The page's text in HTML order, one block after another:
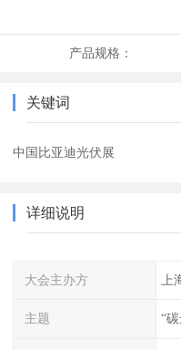
产品规格：
关键词
中国比亚迪光伏展
详细说明
大会主办方
主题 “